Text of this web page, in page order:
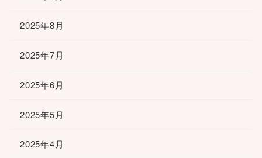
2025年8月
2025年7月
2025年6月
2025年5月
2025年4月